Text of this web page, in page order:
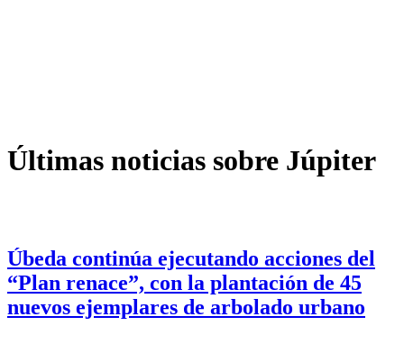
Últimas noticias sobre Júpiter
Úbeda continúa ejecutando acciones del
“Plan renace”, con la plantación de 45
nuevos ejemplares de arbolado urbano